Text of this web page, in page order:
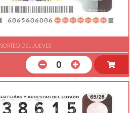
SORTEO DEL JUEVES
0